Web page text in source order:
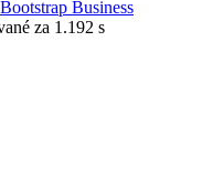
Bootstrap Business
za 1.192 s